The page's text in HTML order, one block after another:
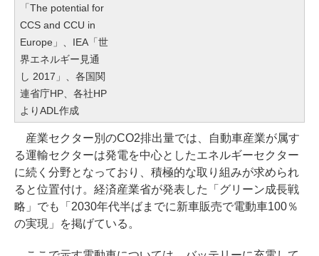
「The potential for
CCS and CCU in
Europe」、IEA「世
界エネルギー見通
し 2017」、各国関
連省庁HP、各社HP
よりADL作成
産業セクター別のCO2排出量では、自動車産業が属す
る運輸セクターは発電を中心としたエネルギーセクター
に続く分野となっており、積極的な取り組みが求められ
ると位置付け。経済産業省が発表した「グリーン成長戦
略」でも「2030年代半ばまでに新車販売で電動車100％
の実現」を掲げている。